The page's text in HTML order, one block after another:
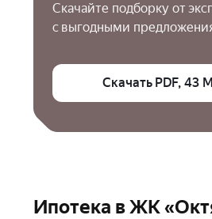
Скачайте подборку от
с выгодными
Скачать PDF, 43
Ипотека в ЖК